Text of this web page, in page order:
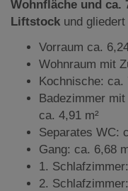
Wohnfläche und ca.
Liftstock und
Vorraum ca.
Wohnraum mit
Kochnische: ca.
Badezimmer
ca. 4,91 m²
Separates WC:
Gang: ca. 6,68
1.
2.